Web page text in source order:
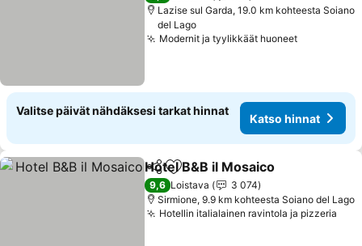
Lazise sul Garda, 19.0 km kohteesta Soiano
del Lago
Modernit ja tyylikkäät huoneetKatso
Valitse päivät nähdäksesi tarkat hinnat
Katso hinnat
Jaa Lisää suosikkeihin
Hotel B&B il Mosaico
9,6 Loistava
3 074
Sirmione, 9.9 km kohteesta Soiano del Lago
Hotellin italialainen ravintola ja pizzeria